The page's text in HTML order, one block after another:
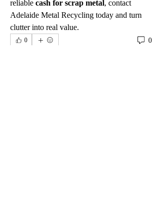
reliable cash for scrap metal, contact
Adelaide Metal Recycling today and turn
clutter into real value.
0 0